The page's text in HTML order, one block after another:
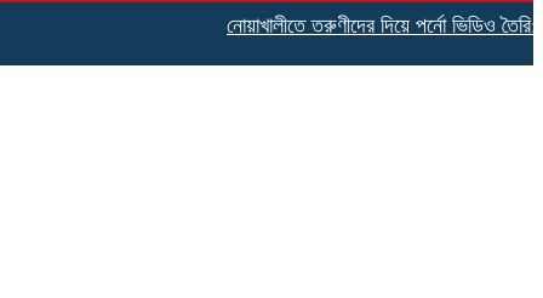
নোয়াখালীতে তরুণীদের দিয়ে পর্নো ভিডিও তৈরি: